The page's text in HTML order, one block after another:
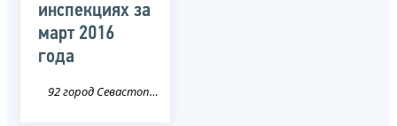
инспекциях за
март 2016
года
92 город Севастополь